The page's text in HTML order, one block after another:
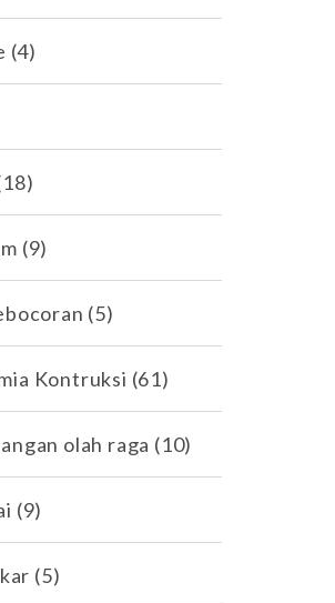
(4)
(9)
(5)
Kontruksi (61)
olah raga (10)
(9)
(5)